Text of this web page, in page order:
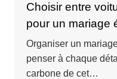
Choisir entre
pour un mariage
Organiser un
penser à chaque
carbone de cet…